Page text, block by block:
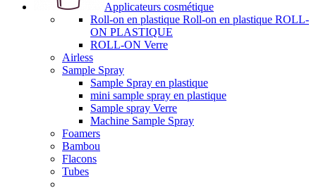
Applicateurs cosmétique
Roll-on en plastique Roll-on en plastique ROLL-
ON PLASTIQUE
ROLL-ON Verre
Airless
Sample Spray
Sample Spray en plastique
mini sample spray en plastique
Sample spray Verre
Machine Sample Spray
Foamers
Bambou
Flacons
Tubes